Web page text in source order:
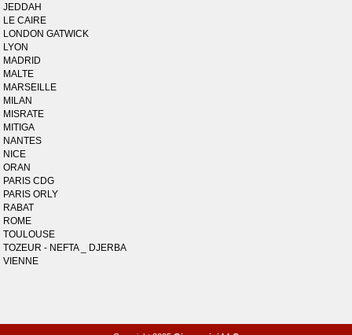
JEDDAH
LE CAIRE
LONDON GATWICK
LYON
MADRID
MALTE
MARSEILLE
MILAN
MISRATE
MITIGA
NANTES
NICE
ORAN
PARIS CDG
PARIS ORLY
RABAT
ROME
TOULOUSE
TOZEUR - NEFTA _ DJERBA
VIENNE